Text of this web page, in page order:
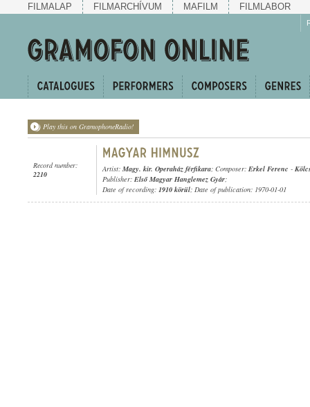
FILMALAP FILMARCHÍVUM MAFILM FILMLABOR
Play this on GramophoneRadio!
Record number:
2210
Artist: Magy. kir. Operaház férfikara; Composer: Erkel Ferenc -
Publisher: Első Magyar Hanglemez Gyár;
Date of recording: 1910 körül; Date of publication: 1970-01-01